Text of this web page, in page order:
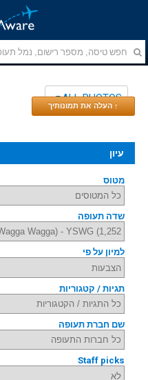
ALL PHOTOS
↑ העלה את תמונותיך
עיון
מטוס
שדה תעופה
למיון על פי
תגיות / קטגוריות
שם חברת תעופה
Staff picks